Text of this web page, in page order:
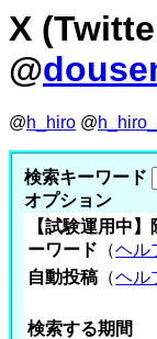
X
@
@h_hiro @h_hiro_
検索キーワード
オプション
【試験運用中】
ーワード （ヘル
自動投稿 （ヘル
検索する期間